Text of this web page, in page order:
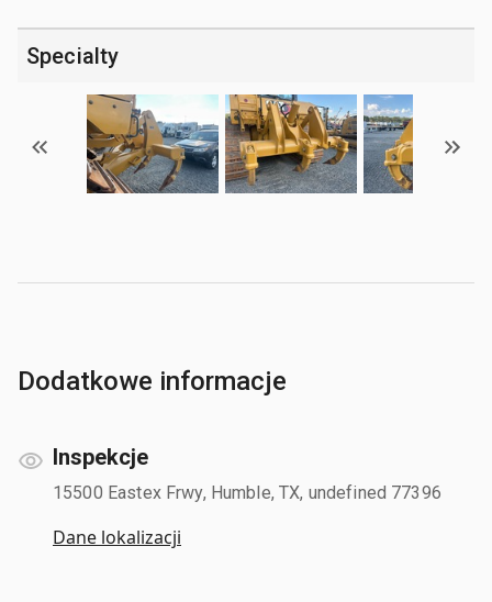
Specialty
Dodatkowe informacje
Inspekcje
15500 Eastex Frwy, Humble, TX, undefined 77396
Dane lokalizacji